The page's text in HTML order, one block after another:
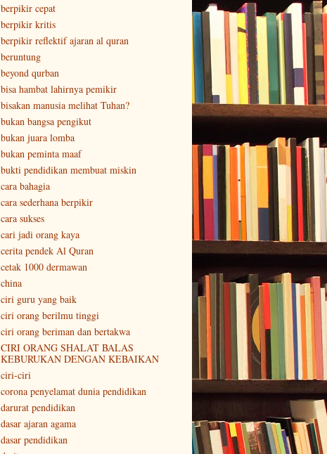
berpikir cepat
berpikir kritis
berpikir reflektif ajaran al quran
beruntung
beyond qurban
bisa hambat lahirnya pemikir
bisakan manusia melihat Tuhan?
bukan bangsa pengikut
bukan juara lomba
bukan peminta maaf
bukti pendidikan membuat miskin
cara bahagia
cara sederhana berpikir
cara sukses
cari jadi orang kaya
cerita pendek Al Quran
cetak 1000 dermawan
china
ciri guru yang baik
ciri orang berilmu tinggi
ciri orang beriman dan bertakwa
CIRI ORANG SHALAT BALAS
KEBURUKAN DENGAN KEBAIKAN
ciri-ciri
corona penyelamat dunia pendidikan
darurat pendidikan
dasar ajaran agama
dasar pendidikan